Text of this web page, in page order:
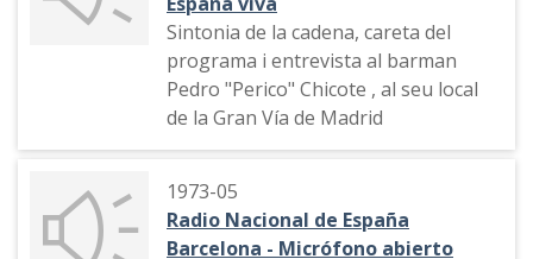
Sintonia de la cadena, careta del
programa i entrevista al barman
Pedro "Perico" Chicote , al seu local
de la Gran Vía de Madrid
1973-05
Radio Nacional de España
Barcelona - Micrófono abierto